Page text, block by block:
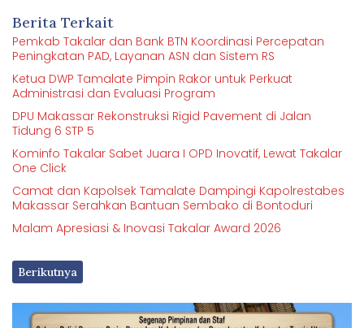
Berita Terkait
Pemkab Takalar dan Bank BTN Koordinasi Percepatan
Peningkatan PAD, Layanan ASN dan Sistem RS
Ketua DWP Tamalate Pimpin Rakor untuk Perkuat
Administrasi dan Evaluasi Program
DPU Makassar Rekonstruksi Rigid Pavement di Jalan
Tidung 6 STP 5
Kominfo Takalar Sabet Juara I OPD Inovatif, Lewat Takalar
One Click
Camat dan Kapolsek Tamalate Dampingi Kapolrestabes
Makassar Serahkan Bantuan Sembako di Bontoduri
Malam Apresiasi & Inovasi Takalar Award 2026
Berikutnya